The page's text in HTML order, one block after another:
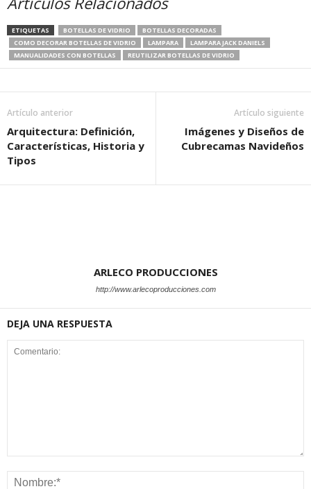
ETIQUETAS BOTELLAS DE VIDRIO
BOTELLAS DECORADAS
COMO DECORAR BOTELLAS DE VIDRIO
LAMPARA
LAMPARA JACK DANIELS
MANUALIDADES CON BOTELLAS
REUTILIZAR BOTELLAS DE VIDRIO
Artículo anterior
Arquitectura: Definición,
Características, Historia y
Tipos
Artículo siguiente
Imágenes y Diseños de
Cubrecamas Navideños
ARLECO PRODUCCIONES
http://www.arlecoproducciones.com
DEJA UNA RESPUESTA